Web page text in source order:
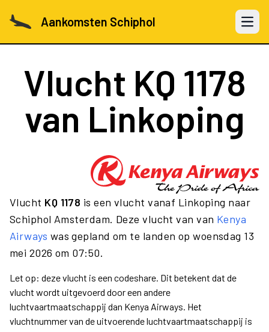
Aankomsten Schiphol Open
Vlucht KQ 1178
van Linkoping
Vlucht KQ 1178 is een vlucht vanaf Linkoping naar
Schiphol Amsterdam. Deze vlucht van van Kenya
Airways was gepland om te landen op woensdag 13
mei 2026 om 07:50.
Let op: deze vlucht is een codeshare. Dit betekent dat de
vlucht wordt uitgevoerd door een andere
luchtvaartmaatschappij dan Kenya Airways. Het
vluchtnummer van de uitvoerende luchtvaartmaatschappij is